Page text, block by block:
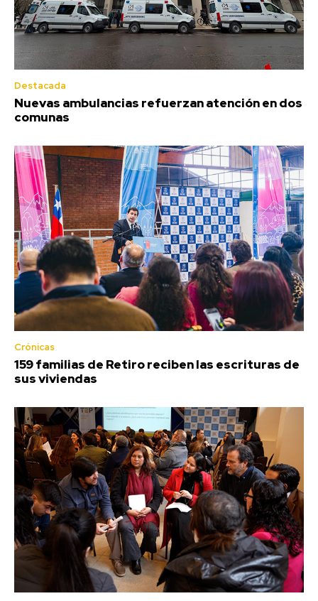
Destacada
Nuevas ambulancias refuerzan atención en dos
comunas
Crónicas
159 familias de Retiro reciben las escrituras de
sus viviendas